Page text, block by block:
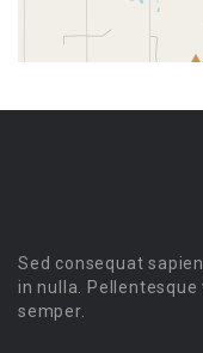
Sed consequat
in nulla.
semper.